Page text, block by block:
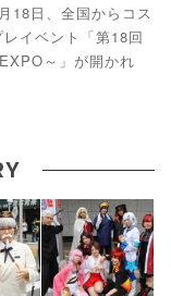
18日、全国からコス
イベント「第18回
～」が開かれ